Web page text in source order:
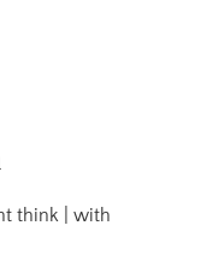
think | with